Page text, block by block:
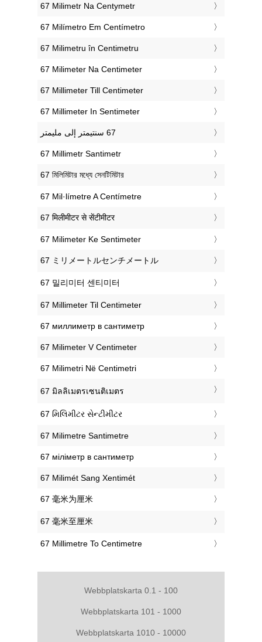
‎67 Milimetr Na Centymetr
‎67 Milímetro Em Centímetro
‎67 Milimetru în Centimetru
‎67 Milimeter Na Centimeter
‎67 Millimeter Till Centimeter
‎67 Millimeter In Sentimeter
‎67 Millimetr Santimetr
‎67 মিলিমিটার মধ্যে সেনটিমিটার
‎67 Mil·límetre A Centímetre
‎67 मिलीमीटर से सेंटीमीटर
‎67 Milimeter Ke Sentimeter
‎67 ミリメートルセンチメートル
‎67 밀리미터 센티미터
‎67 Millimeter Til Centimeter
‎67 миллиметр в сантиметр
‎67 Milimeter V Centimeter
‎67 Milimetri Në Centimetri
‎67 มิลลิเมตรเซนติเมตร
‎67 મિલિમીટર સેન્ટીમીટર
‎67 Milimetre Santimetre
‎67 міліметр в сантиметр
‎67 Milimét Sang Xentimét
‎67 毫米为厘米
‎67 毫米至厘米
‎67 Millimetre To Centimetre
Webbplatskarta 0.1 - 100
Webbplatskarta 101 - 1000
Webbplatskarta 1010 - 10000